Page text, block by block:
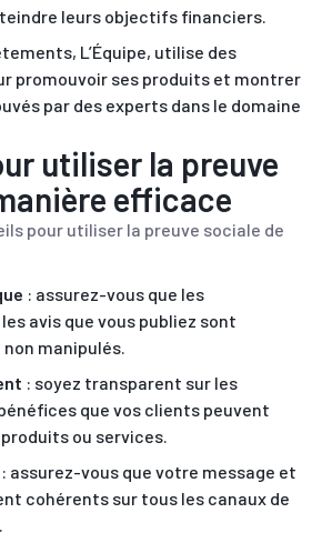
leurs objectifs financiers.
L’Équipe, utilise des
promouvoir ses produits et montrer
par des experts dans le domaine
utiliser la preuve
efficace
pour utiliser la preuve sociale de
: assurez-vous que les
avis que vous publiez sont
manipulés.
: soyez transparent sur les
que vos clients peuvent
ou services.
: assurez-vous que votre message et
cohérents sur tous les canaux de